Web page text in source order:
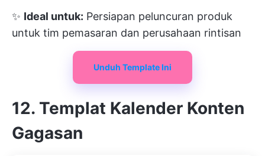
✨ Ideal untuk: Persiapan peluncuran produk
untuk tim pemasaran dan perusahaan rintisan
Unduh Template Ini
12. Templat Kalender Konten
Gagasan